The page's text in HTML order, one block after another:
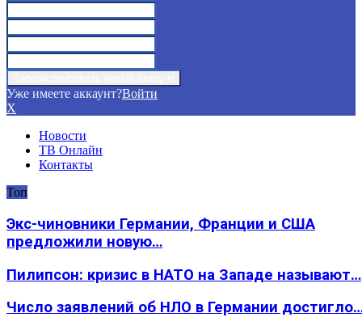
Уже имеете аккаунт?Войти
X
Новости
ТВ Онлайн
Контакты
Топ
Экс-чиновники Германии, Франции и США
предложили новую…
Пилипсон: кризис в НАТО на Западе называют…
Число заявлений об НЛО в Германии